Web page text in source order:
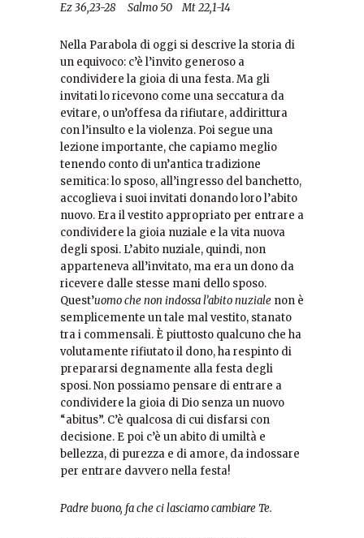
Ez 36,23-28 Salmo 50 Mt 22,1-14
Nella Parabola di oggi si descrive la storia di
un equivoco: c’è l’invito generoso a
condividere la gioia di una festa. Ma gli
invitati lo ricevono come una seccatura da
evitare, o un’offesa da rifiutare, addirittura
con l’insulto e la violenza. Poi segue una
lezione importante, che capiamo meglio
tenendo conto di un’antica tradizione
semitica: lo sposo, all’ingresso del banchetto,
accoglieva i suoi invitati donando loro l’abito
nuovo. Era il vestito appropriato per entrare a
condividere la gioia nuziale e la vita nuova
degli sposi. L’abito nuziale, quindi, non
apparteneva all’invitato, ma era un dono da
ricevere dalle stesse mani dello sposo.
Quest’uomo che non indossa l’abito nuziale non è
semplicemente un tale mal vestito, stanato
tra i commensali. È piuttosto qualcuno che ha
volutamente rifiutato il dono, ha respinto di
prepararsi degnamente alla festa degli
sposi. Non possiamo pensare di entrare a
condividere la gioia di Dio senza un nuovo
“abitus”. C’è qualcosa di cui disfarsi con
decisione. E poi c’è un abito di umiltà e
bellezza, di purezza e di amore, da indossare
per entrare davvero nella festa!
Padre buono, fa che ci lasciamo cambiare Te.